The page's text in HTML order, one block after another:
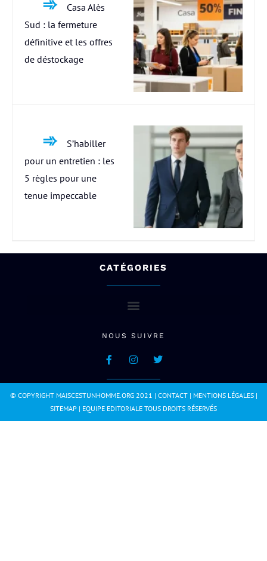
Casa Alès
Sud : la fermeture
définitive et les offres
de déstockage
S’habiller
pour un entretien : les
5 règles pour une
tenue impeccable
CATÉGORIES
NOUS SUIVRE
© COPYRIGHT MAISCESTUNHOMME.ORG 2021 | CONTACT| MENTIONS LÉGALES|
SITEMAP | EQUIPE EDITORIALE TOUS DROITS RÉSERVÉS